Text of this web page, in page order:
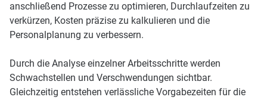
anschließend Prozesse zu optimieren, Durchlaufzeiten zu
verkürzen, Kosten präzise zu kalkulieren und die
Personalplanung zu verbessern.
Durch die Analyse einzelner Arbeitsschritte werden
Schwachstellen und Verschwendungen sichtbar.
Gleichzeitig entstehen verlässliche Vorgabezeiten für die